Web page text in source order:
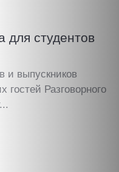
для студентов
и выпускников
гостей Разговорного